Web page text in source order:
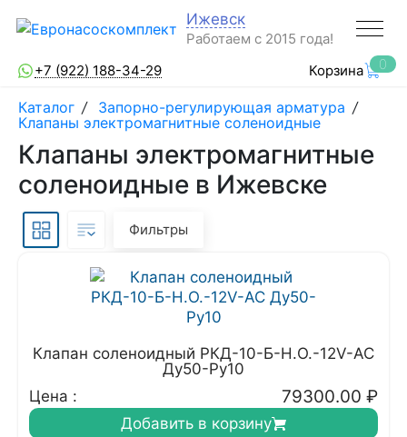
Ижевск
Работаем с 2015 года!
+7 (922) 188-34-29
Корзина 0
Каталог / Запорно-регулирующая арматура /
Клапаны электромагнитные соленоидные
Клапаны электромагнитные
соленоидные в Ижевске
Фильтры
Клапан соленоидный РКД-10-Б-Н.О.-12V-AC
Ду50-Ру10
Цена :
79300.00 ₽
Добавить в корзину